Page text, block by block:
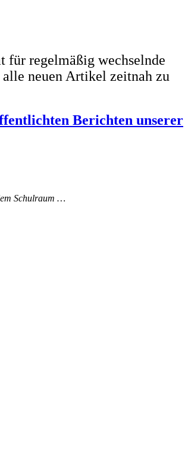
für regelmäßig wechselnde
alle neuen Artikel zeitnah zu
Berichten unserer
Schulraum …